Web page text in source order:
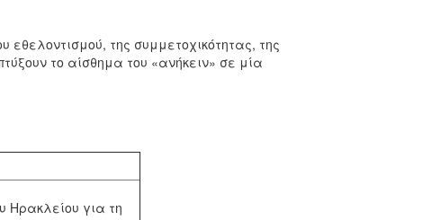
εθελοντισμού, της συμμετοχικότητας, της
το αίσθημα του «ανήκειν» σε μία
Ηρακλείου για τη